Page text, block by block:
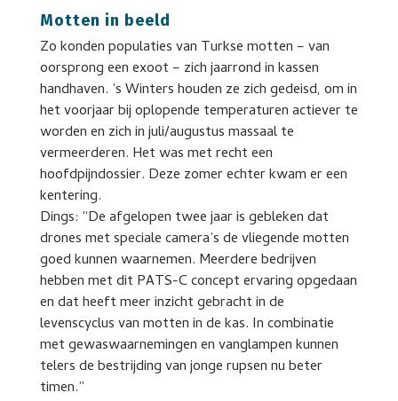
Motten in beeld
Zo konden populaties van Turkse motten – van
oorsprong een exoot – zich jaarrond in kassen
handhaven. ’s Winters houden ze zich gedeisd, om in
het voorjaar bij oplopende temperaturen actiever te
worden en zich in juli/augustus massaal te
vermeerderen. Het was met recht een
hoofdpijndossier. Deze zomer echter kwam er een
kentering.
Dings: “De afgelopen twee jaar is gebleken dat
drones met speciale camera’s de vliegende motten
goed kunnen waarnemen. Meerdere bedrijven
hebben met dit PATS-C concept ervaring opgedaan
en dat heeft meer inzicht gebracht in de
levenscyclus van motten in de kas. In combinatie
met gewaswaarnemingen en vanglampen kunnen
telers de bestrijding van jonge rupsen nu beter
timen.”